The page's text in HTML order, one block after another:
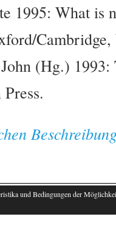
1995: What is
(Hg.)
und Bedingungen der